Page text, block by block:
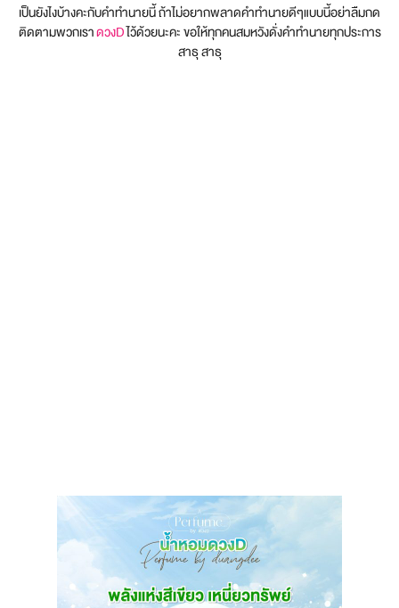
เป็นยังไงบ้างคะกับคำทำนายนี้ ถ้าไม่อยากพลาดคำทำนายดีๆแบบนี้อย่าลืมกด
ติดตามพวกเราดวงDไว้ด้วยนะคะ ขอให้ทุกคนสมหวังดั่งคำทำนายทุกประการ
สาธุ สาธุ